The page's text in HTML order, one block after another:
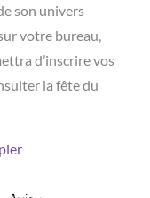
son univers
votre bureau,
d’inscrire vos
la fête du